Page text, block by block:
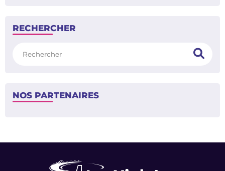
RECHERCHER
NOS PARTENAIRES